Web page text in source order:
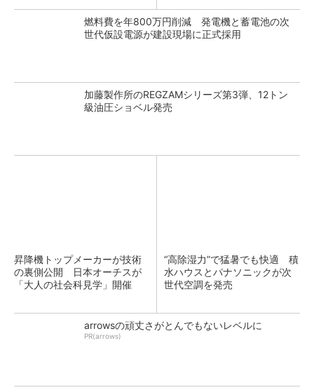
燃料費を年800万円削減 発電機と蓄電池の次
世代仮設電源が建設現場に正式採用
加藤製作所のREGZAMシリーズ第3弾、12トン
級油圧ショベル発売
昇降機トップメーカーが技術
の裏側公開 日本オーチスが
「大人の社会科見学」開催
“高除湿力”で猛暑でも快適 積
水ハウスとパナソニックが次
世代空調を発売
arrowsの頑丈さがとんでもないレベルに
PR(arrows)